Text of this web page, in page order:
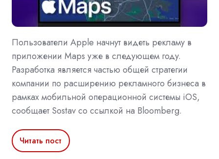
Пользователи Apple начнут видеть рекламу в
приложении Maps уже в следующем году.
Разработка является частью общей стратегии
компании по расширению рекламного бизнеса в
рамках мобильной операционной системы iOS,
сообщает Sostav со ссылкой на Bloomberg.
Читать пост